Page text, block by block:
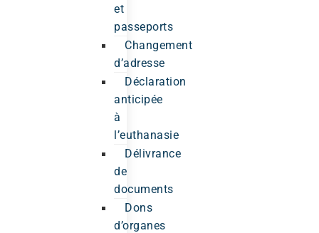
et
passeports
Changement
d’adresse
Déclaration
anticipée
à
l’euthanasie
Délivrance
de
documents
Dons
d’organes